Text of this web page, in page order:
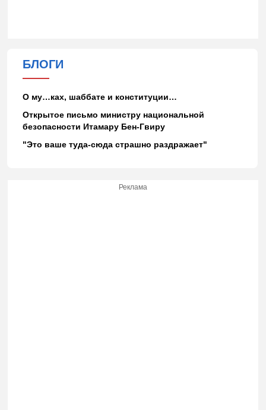
БЛОГИ
О му…ках, шаббате и конституции…
Открытое письмо министру национальной
безопасности Итамару Бен-Гвиру
"Это ваше туда-сюда страшно раздражает"
Реклама